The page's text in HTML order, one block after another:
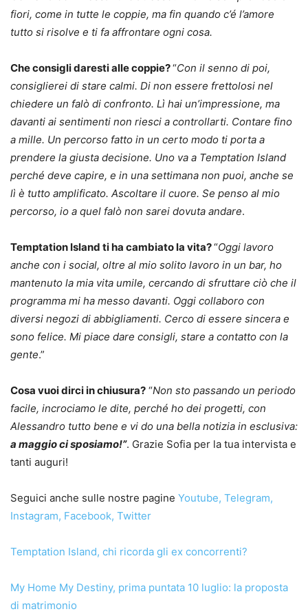
fiori, come in tutte le coppie, ma fin quando c’é l’amore
tutto si risolve e ti fa affrontare ogni cosa.
Che consigli daresti alle coppie?“Con il senno di poi,
consiglierei di stare calmi. Di non essere frettolosi nel
chiedere un falò di confronto. Lì hai un’impressione, ma
davanti ai sentimenti non riesci a controllarti. Contare fino
a mille. Un percorso fatto in un certo modo ti porta a
prendere la giusta decisione. Uno va a Temptation Island
perché deve capire, e in una settimana non puoi, anche se
lì è tutto amplificato. Ascoltare il cuore. Se penso al mio
percorso, io a quel falò non sarei dovuta andare.
Temptation Island ti ha cambiato la vita?“Oggi lavoro
anche con i social, oltre al mio solito lavoro in un bar, ho
mantenuto la mia vita umile, cercando di sfruttare ciò che il
programma mi ha messo davanti. Oggi collaboro con
diversi negozi di abbigliamenti. Cerco di essere sincera e
sono felice. Mi piace dare consigli, stare a contatto con la
gente.”
Cosa vuoi dirci in chiusura? “Non sto passando un periodo
facile, incrociamo le dite, perché ho dei progetti, con
Alessandro tutto bene e vi do una bella notizia in esclusiva:
a maggio ci sposiamo!”. Grazie Sofia per la tua intervista e
tanti auguri!
Seguici anche sulle nostre pagine Youtube, Telegram,
Instagram, Facebook, Twitter
Temptation Island, chi ricorda gli ex concorrenti?
My Home My Destiny, prima puntata 10 luglio: la proposta
di matrimonio